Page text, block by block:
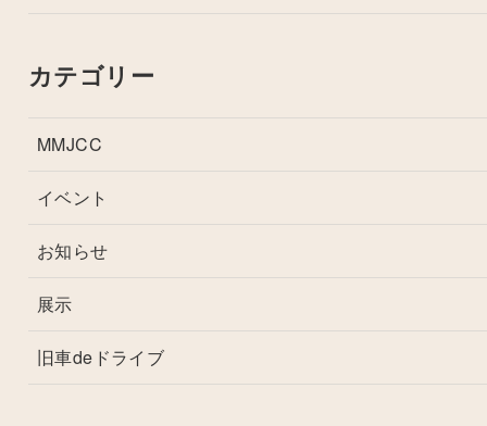
カテゴリー
MMJCC
イベント
お知らせ
展示
旧車deドライブ